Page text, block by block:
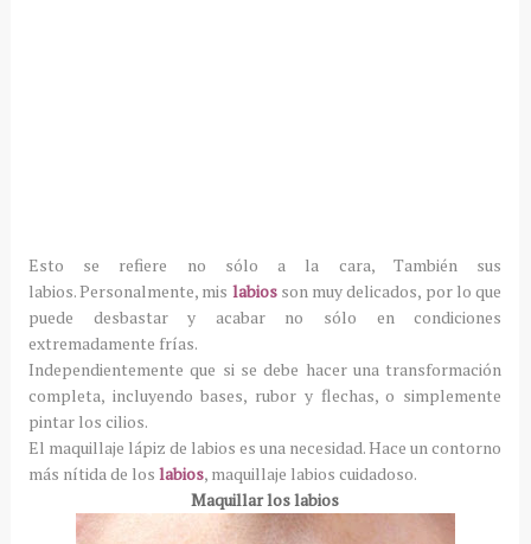
Esto se refiere no sólo a la cara, También sus
labios.Personalmente, mis labiosson muy delicados, por lo que
puede desbastar y acabar no sólo en condiciones
extremadamente frías.
Independientemente que si se debe hacer una transformación
completa, incluyendo bases, rubor y flechas, o simplemente
pintar los cilios.
El maquillaje lápiz de labios es una necesidad.Hace un contorno
más nítida de los labios, maquillaje labios cuidadoso.
Maquillar los labios